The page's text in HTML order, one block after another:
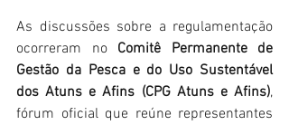
As discussões sobre a regulamentação
ocorreram no Comitê Permanente de
Gestão da Pesca e do Uso Sustentável
dos Atuns e Afins (CPG Atuns e Afins),
fórum oficial que reúne representantes